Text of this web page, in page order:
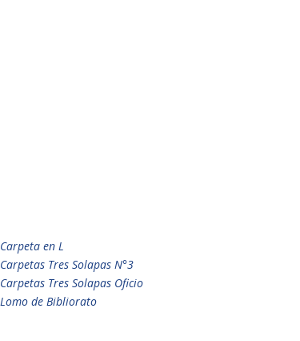
Carpeta en L
Carpetas Tres Solapas N°3
Carpetas Tres Solapas Oficio
Lomo de Bibliorato